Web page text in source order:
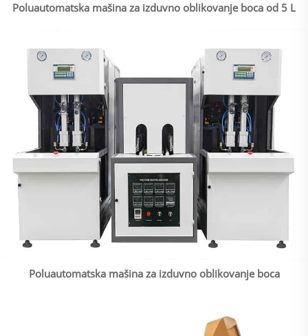
Poluautomatska mašina za izduvno oblikovanje boca od 5 L
Poluautomatska mašina za izduvno oblikovanje boca